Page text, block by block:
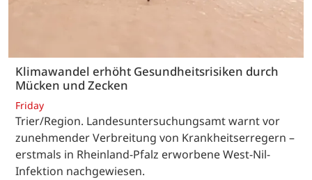
Klimawandel erhöht Gesundheitsrisiken durch
Mücken und Zecken
Friday
Trier/Region. Landesuntersuchungsamt warnt vor
zunehmender Verbreitung von Krankheitserregern –
erstmals in Rheinland-Pfalz erworbene West-Nil-
Infektion nachgewiesen.